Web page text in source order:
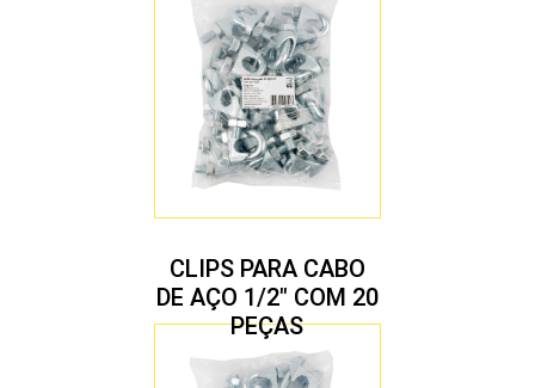
CLIPS PARA CABO
DE AÇO 1/2″ COM 20
PEÇAS